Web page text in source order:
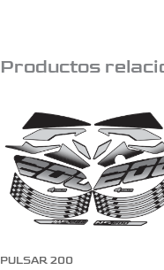
Productos
PULSAR 200